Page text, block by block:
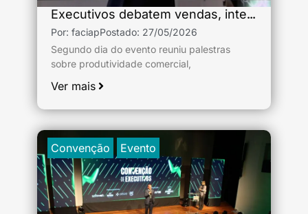
Executivos debatem vendas, integração e fortalecimento das ACEs
Por: faciapPostado: 27/05/2026
Segundo dia do evento reuniu palestras
sobre produtividade comercial,
Ver mais
Convenção Evento